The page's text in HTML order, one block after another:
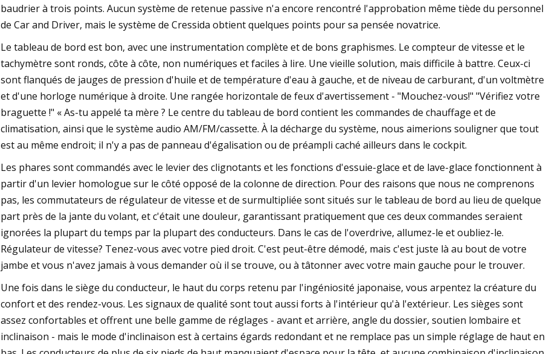
baudrier à trois points. Aucun système de retenue passive n'a encore rencontré l'approbation même tiède du personnel
de Car and Driver, mais le système de Cressida obtient quelques points pour sa pensée novatrice.
Le tableau de bord est bon, avec une instrumentation complète et de bons graphismes. Le compteur de vitesse et le
tachymètre sont ronds, côte à côte, non numériques et faciles à lire. Une vieille solution, mais difficile à battre. Ceux-ci
sont flanqués de jauges de pression d'huile et de température d'eau à gauche, et de niveau de carburant, d'un voltmètre
et d'une horloge numérique à droite. Une rangée horizontale de feux d'avertissement - "Mouchez-vous!" "Vérifiez votre
braguette !" « As-tu appelé ta mère ? Le centre du tableau de bord contient les commandes de chauffage et de
climatisation, ainsi que le système audio AM/FM/cassette. À la décharge du système, nous aimerions souligner que tout
est au même endroit; il n'y a pas de panneau d'égalisation ou de préampli caché ailleurs dans le cockpit.
Les phares sont commandés avec le levier des clignotants et les fonctions d'essuie-glace et de lave-glace fonctionnent à
partir d'un levier homologue sur le côté opposé de la colonne de direction. Pour des raisons que nous ne comprenons
pas, les commutateurs de régulateur de vitesse et de surmultipliée sont situés sur le tableau de bord au lieu de quelque
part près de la jante du volant, et c'était une douleur, garantissant pratiquement que ces deux commandes seraient
ignorées la plupart du temps par la plupart des conducteurs. Dans le cas de l'overdrive, allumez-le et oubliez-le.
Régulateur de vitesse? Tenez-vous avec votre pied droit. C'est peut-être démodé, mais c'est juste là au bout de votre
jambe et vous n'avez jamais à vous demander où il se trouve, ou à tâtonner avec votre main gauche pour le trouver.
Une fois dans le siège du conducteur, le haut du corps retenu par l'ingéniosité japonaise, vous arpentez la créature du
confort et des rendez-vous. Les signaux de qualité sont tout aussi forts à l'intérieur qu'à l'extérieur. Les sièges sont
assez confortables et offrent une belle gamme de réglages - avant et arrière, angle du dossier, soutien lombaire et
inclinaison - mais le mode d'inclinaison est à certains égards redondant et ne remplace pas un simple réglage de haut en